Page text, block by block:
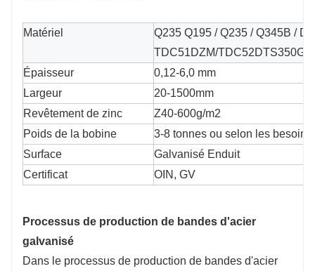
performances stables dans des
environnements à haute température.
5. Facile à détecter : les bandes d'acier
galvanisées peuvent être inspectées
visuellement ou simplement pour vérifier la
présence d'une couche galvanisée sur leur
surface, ce qui facilite leur contrôle qualité.
Matériel
Q235 Q195 / Q235 / Q345B /
TDC51DZM/
Épaisseur
0,12-6,0 mm
Largeur
20-1500mm
Revêtement de zinc
Z40-600g/m2
Poids de la bobine
3-8 tonnes ou selon les besoins
Surface
Galvanisé Enduit
Certificat
OIN, GV
Processus de production de bandes d'acier
galvanisé
Dans le processus de production de bandes d'acier